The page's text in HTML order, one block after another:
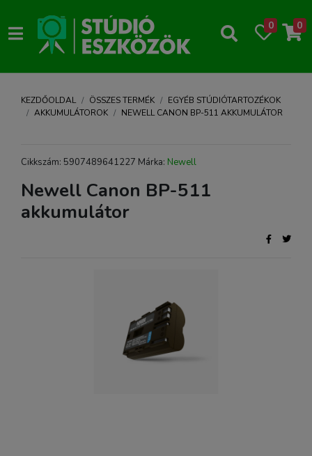
0 0
KEZDŐOLDAL ÖSSZES TERMÉK
EGYÉB STÚDIÓTARTOZÉKOK
AKKUMULÁTOROK
NEWELL CANON BP-511 AKKUMULÁTOR
Cikkszám: 5907489641227 Márka: Newell
Newell Canon BP-511
akkumulátor